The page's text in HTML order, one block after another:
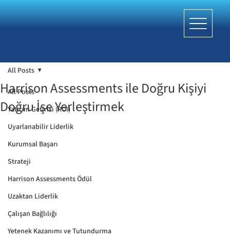
All Posts
Yatırım Getirisi (ROI)
Uyarlanabilir Liderlik
Kurumsal Başarı
Strateji
Harrison Assessments Ödül
Uzaktan Liderlik
Çalışan Bağlılığı
Yetenek Kazanımı ve Tutundurma
All Posts
Harrison Assessments ile Doğru Kişiyi
Doğru İşe Yerleştirmek